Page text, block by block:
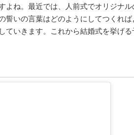
よね。最近では、人前式でオリジナ
いの言葉はどのようにしてつくれば
ていきます。これから結婚式を挙げ